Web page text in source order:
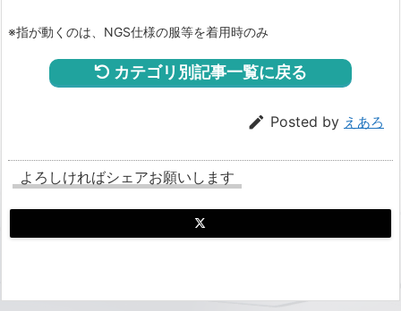
※指が動くのは、NGS仕様の服等を着用時のみ
カテゴリ別記事一覧に戻る
 Posted by えあろ
よろしければシェアお願いします